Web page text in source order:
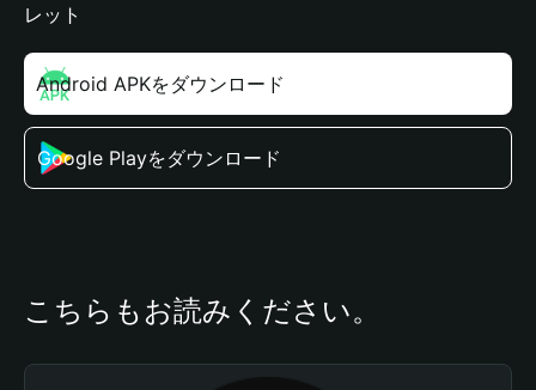
レット
Android APKをダウンロード
Google Playをダウンロード
こちらもお読みください。